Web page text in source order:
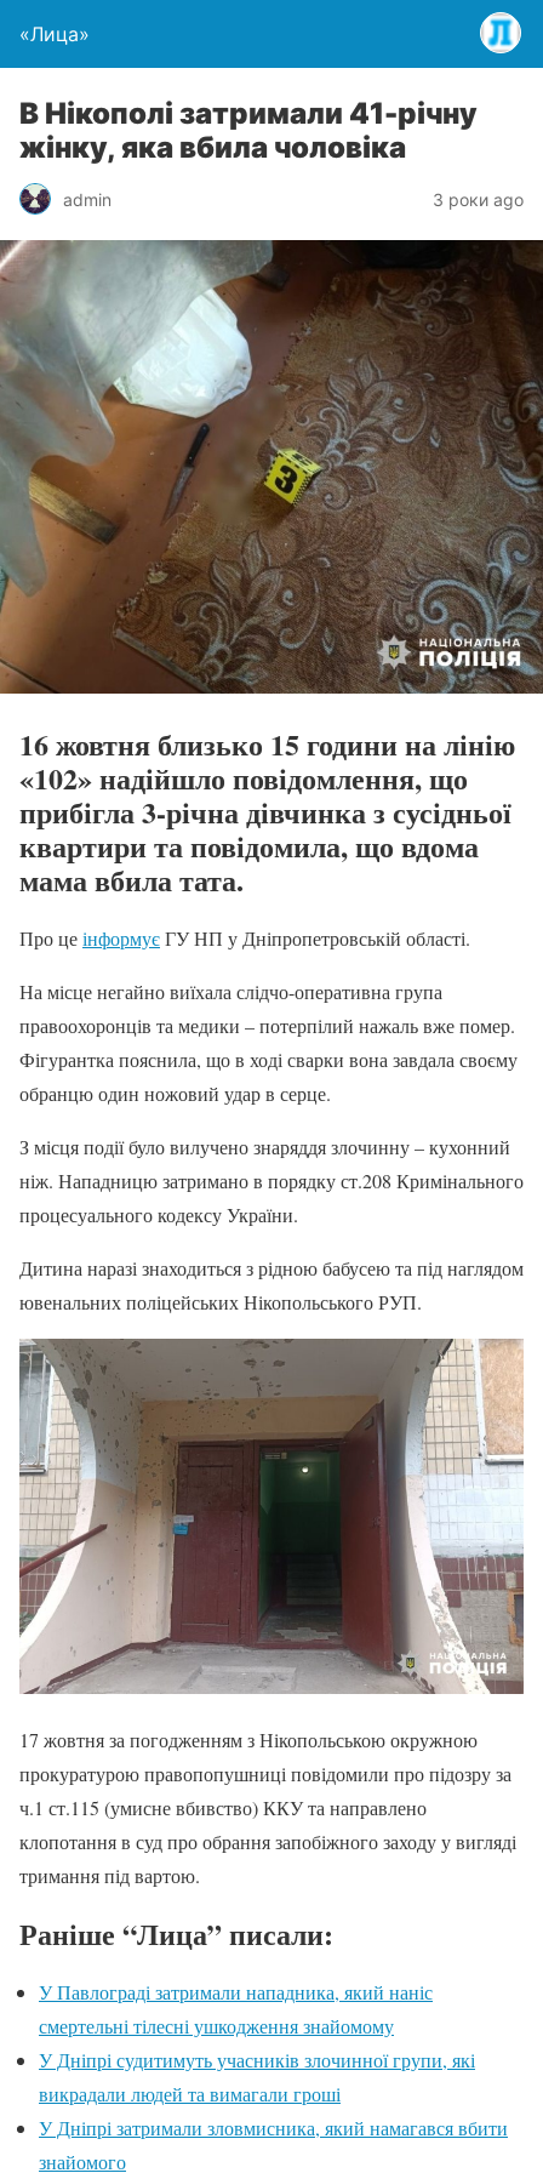
«Лица»
В Нікополі затримали 41-річну
жінку, яка вбила чоловіка
admin 3 роки ago
16 жовтня близько 15 години на лінію
«102» надійшло повідомлення, що
прибігла 3-річна дівчинка з сусідньої
квартири та повідомила, що вдома
мама вбила тата.
Про цеінформуєГУ НП у Дніпропетровській області.
На місце негайно виїхала слідчо-оперативна група
правоохоронців та медики – потерпілий нажаль вже помер.
Фігурантка пояснила, що в ході сварки вона завдала своєму
обранцю один ножовий удар в серце.
З місця події було вилучено знаряддя злочинну – кухонний
ніж. Нападницю затримано в порядку ст.208 Кримінального
процесуального кодексу України.
Дитина наразі знаходиться з рідною бабусею та під наглядом
ювенальних поліцейських Нікопольського РУП.
17 жовтня за погодженням з Нікопольською окружною
прокуратурою правопопушниці повідомили про підозру за
ч.1 ст.115 (умисне вбивство) ККУ та направлено
клопотання в суд про обрання запобіжного заходу у вигляді
тримання під вартою.
Раніше “Лица” писали:
У Павлограді затримали нападника, який наніс
смертельні тілесні ушкодження знайомому
У Дніпрі судитимуть учасників злочинної групи, які
викрадали людей та вимагали гроші
У Дніпрі затримали зловмисника, який намагався вбити
знайомого